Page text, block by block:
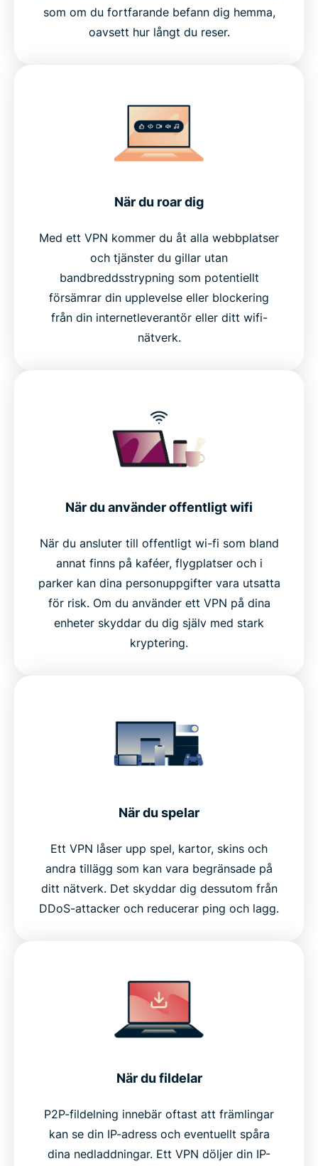
som om du fortfarande befann dig hemma,
oavsett hur långt du reser.
När du roar dig
Med ett VPN kommer du åt alla webbplatser
och tjänster du gillar utan
bandbreddsstrypning som potentiellt
försämrar din upplevelse eller blockering
från din internetleverantör eller ditt wifi-
nätverk.
När du använder offentligt wifi
När du ansluter till offentligt wi-fi som bland
annat finns på kaféer, flygplatser och i
parker kan dina personuppgifter vara utsatta
för risk. Om du använder ett VPN på dina
enheter skyddar du dig själv med stark
kryptering.
När du spelar
Ett VPN låser upp spel, kartor, skins och
andra tillägg som kan vara begränsade på
ditt nätverk. Det skyddar dig dessutom från
DDoS-attacker och reducerar ping och lagg.
När du fildelar
P2P-fildelning innebär oftast att främlingar
kan se din IP-adress och eventuellt spåra
dina nedladdningar. Ett VPN döljer din IP-